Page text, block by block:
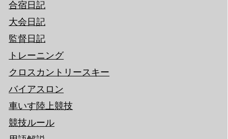
合宿日記
大会日記
監督日記
トレーニング
クロスカントリースキー
バイアスロン
車いす陸上競技
競技ルール